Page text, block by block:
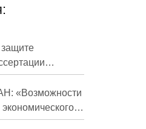
«Возможности
в средне- и